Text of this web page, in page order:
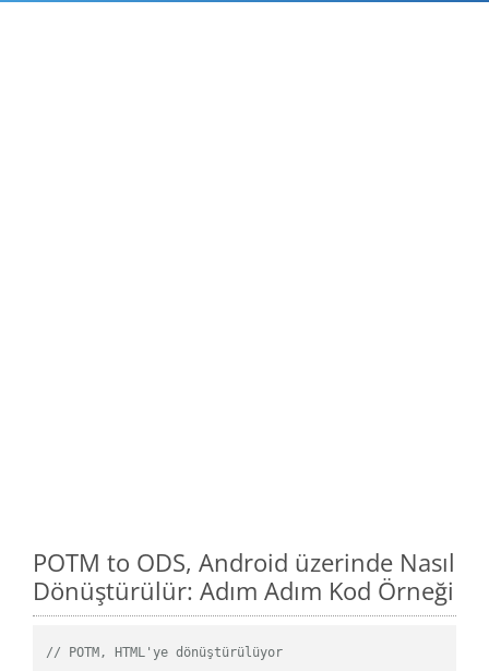
POTM to ODS, Android üzerinde Nasıl
Dönüştürülür: Adım Adım Kod Örneği
// POTM, HTML'ye dönüştürülüyor